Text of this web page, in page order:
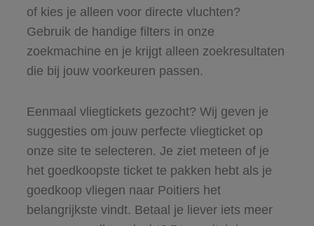
of kies je alleen voor directe vluchten?
Gebruik de handige filters in onze
zoekmachine en je krijgt alleen zoekresultaten
die bij jouw voorkeuren passen.
Eenmaal vliegtickets gezocht? Wij geven je
suggesties om jouw perfecte vliegticket op
onze site te selecteren. Je ziet meteen of je
het goedkoopste ticket te pakken hebt als je
goedkoop vliegen naar Poitiers het
belangrijkste vindt. Betaal je liever iets meer